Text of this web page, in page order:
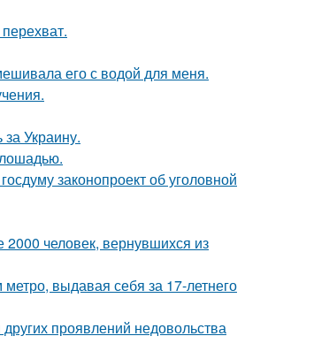
его с водой для меня.
Украину.
законопроект об уголовной
человек, вернувшихся из
выдавая себя за 17-летнего
проявлений недовольства